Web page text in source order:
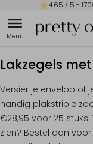
4.65 / 5 -
Lakzegels
Versier je envelop of
handig plakstripje
€28,95 voor 25
zien? Bestel dan voor